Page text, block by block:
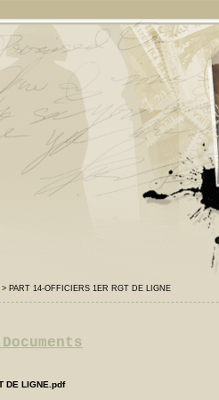
> PART 14-OFFICIERS 1ER RGT DE LIGNE
DE LIGNE.pdf